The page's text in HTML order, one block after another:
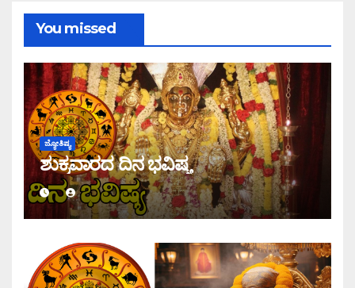
You missed
ಜ್ಯೋತಿಷ್ಯ
ಶುಕ್ರವಾರದ ದಿನ ಭವಿಷ್ಯ